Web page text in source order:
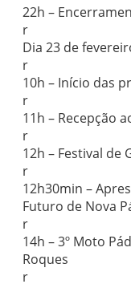
22h –
r
Dia 23 de
r
10h – Início das
r
11h – Recepção
r
12h – Festival de
r
12h30min –
Futuro de Nova
r
14h – 3º Moto
Roques
r